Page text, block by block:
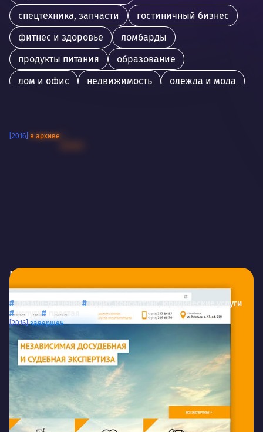
спецтехника, запчасти
гостиничный бизнес
фитнес и здоровье
ломбарды
продукты питания
образование
дом и офис
недвижимость
одежда и мода
[2016] в архиве
Наш эксперт
АНО «Наш эксперт»
дизайн-решения
аудит, консалтинг, юридические услуги
услуги
простая
[2016] завершен